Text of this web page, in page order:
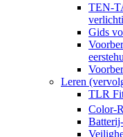
TEN-
Gids
Leren
TLR
Color-